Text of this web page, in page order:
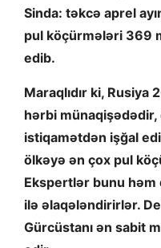
Sinda: təkcə aprel
pul köçürmələri 369
edib.
Maraqlıdır ki,
hərbi
istiqamətdən işğal
ölkəyə ən çox pul
Ekspertlər bunu həm
ilə əlaqələndirirlər.
Gürcüstanı ən sabit